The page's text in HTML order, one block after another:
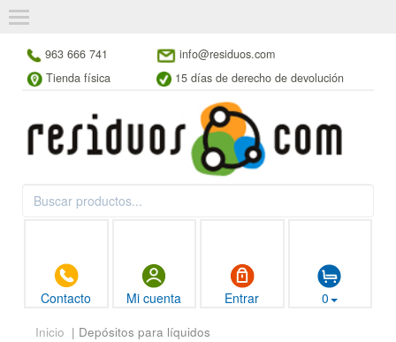
963 666 741
info@residuos.com
Tienda física
15 días de derecho de devolución
Contacto Mi cuenta Entrar 0
Inicio | Depósitos para líquidos